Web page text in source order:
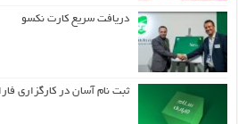
دریافت سریع کارت نکسو
ثبت نام آسان در کارگزاری